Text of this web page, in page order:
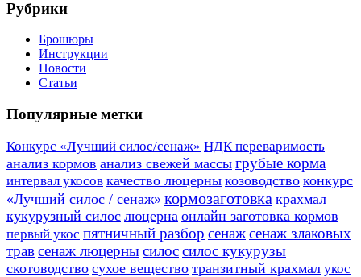
Рубрики
Брошюры
Инструкции
Новости
Статьи
Популярные метки
Конкурс «Лучший силос/сенаж» НДК переваримость
анализ кормов анализ свежей массы грубые корма
интервал укосов качество люцерны козоводство конкурс
«Лучший силос / сенаж» кормозаготовка крахмал
кукурузный силос люцерна онлайн заготовка кормов
первый укос пятничный разбор сенажсенаж злаковых
травсенаж люцернысилоссилос кукурузы
скотоводство сухое вещество транзитный крахмал укос